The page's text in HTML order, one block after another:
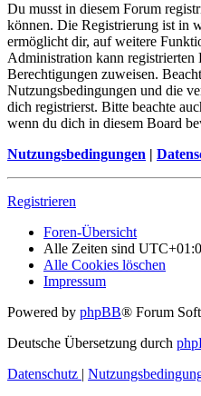
Du musst in diesem Forum
können. Die Registrierung ist in
ermöglicht dir, auf weitere
Administration kann registrierten
Berechtigungen zuweisen.
Nutzungsbedingungen und die
dich registrierst. Bitte beachte
wenn du dich in diesem Board
Nutzungsbedingungen |
Registrieren
Foren-Übersicht
Alle Zeiten sind
Alle Cookies löschen
Impressum
Powered by phpBB® Forum
Deutsche Übersetzung durch
Datenschutz |